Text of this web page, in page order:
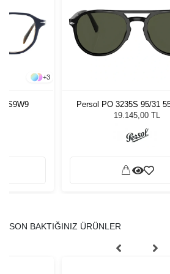
+3
S9W9
Persol PO 3235S 95/31
Güneş Gözlüğü
19.145,00 TL
SON BAKTIĞINIZ ÜRÜNLER